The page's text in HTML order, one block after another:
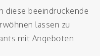
diese beeindruckende
lassen zu
mit Angeboten